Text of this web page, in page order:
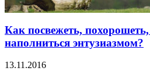
Как посвежеть,
наполниться энтузиазмом?
13.11.2016